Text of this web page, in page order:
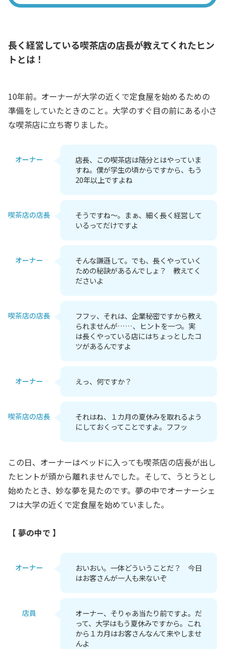
長く経営している喫茶店の店長が教えてくれたヒン
トとは！
10年前。オーナーが大学の近くで定食屋を始めるための
準備をしていたときのこと。大学のすぐ目の前にある小さ
な喫茶店に立ち寄りました。
オーナー
店長、この喫茶店は随分とはやっていま
すね。僕が学生の頃からですから、もう
20年以上ですよね
喫茶店の店長
そうですね～。まぁ、細く長く経営して
いるってだけですよ
オーナー
そんな謙遜して。でも、長くやっていく
ための秘訣があるんでしょ？ 教えてく
ださいよ
喫茶店の店長
フフッ、それは、企業秘密ですから教え
られませんが……、ヒントを一つ。実
は長くやっている店にはちょっとしたコ
ツがあるんですよ
オーナー えっ、何ですか？
喫茶店の店長
それはね、１カ月の夏休みを取れるよう
にしておくってことですよ。フフッ
この日、オーナーはベッドに入っても喫茶店の店長が出し
たヒントが頭から離れませんでした。そして、うとうとし
始めたとき、妙な夢を見たのです。夢の中でオーナーシェ
フは大学の近くで定食屋を始めていました。
【 夢の中で 】
オーナー
おいおい。一体どういうことだ？ 今日
はお客さんが一人も来ないぞ
店員
オーナー、そりゃあ当たり前ですよ。だ
って、大学はもう夏休みですから。これ
から１カ月はお客さんなんて来やしませ
んよ